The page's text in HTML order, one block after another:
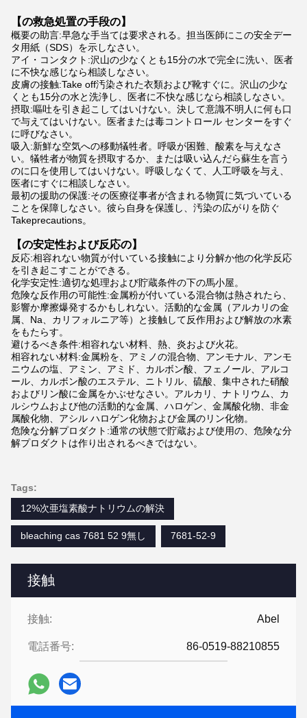
接触
接触: Abel
電話番号: 86-0519-88210855
【の救急処置の手段の】
概要の助言:早急な手当ては要求される。担当医師にこの安全デー
タ用紙（SDS）を示しなさい。
アイ・コンタクト:沢山の少なくとも15分の水で完全に洗い、医者
に不快な感じなら相談しなさい。
皮膚の接触:Take off汚染された衣類および靴すぐに。沢山の少な
くとも15分の水と洗浄し、医者に不快な感じなら相談しなさい。
摂取:嘔吐を引き起こしてはいけない。決して意識不明人に何も口
で与えてはいけない。医者または毒コントロール センターをすぐ
に呼びなさい。
吸入:新鮮な空気への移動犠牲者。呼吸が困難、酸素を与えなさ
い。犠牲者が物質を摂取するか、または吸い込んだら蘇生を言う
のに口を使用してはいけない。呼吸しなくて、人工呼吸を与え、
医者にすぐに相談しなさい。
最初の援助の保護:その医療従事者が含まれる物質に気づいている
ことを保障しなさい。彼ら自身を保護し、汚染の広がりを防ぐ
Takeprecautions。
【の安定性および反応の】
反応:相容れない物質が付いている接触により分解か他の化学反応
を引き起こすことができる。
化学安定性:適切な処理および貯蔵条件の下の馬小屋。
危険な反作用の可能性:金属粉が付いている混合物は熱されたら、
影響か摩擦爆発するかもしれない。活動的な金属（アルカリの金
属、Na、カリフォルニア等）と接触して反作用および解放の水素
をもたらす。
避けるべき条件:相容れない材料、熱、炎および火花。
相容れない材料:金属粉を、アミノの混合物、アンモナル、アンモ
ニウムの塩、アミン、アミド、カルボン酸、フェノール、アルコ
ール、カルボン酸のエステル、ニトリル、硫酸、集中された硝酸
およびリン酸に金属をかぶせなさい。アルカリ、ナトリウム、カ
ルシウムおよび他の活動的な金属、ハロゲン、金属酸化物、非金
属酸化物、アシル ハロゲン化物および金属のリン化物。
危険な分解プロダクト:通常の状態で貯蔵および使用の、危険な分
解プロダクトは作り出されるべきではない。
Tags:
12%次亜塩素酸ナトリウムの解決
bleaching cas 7681 52 9無し 7681-52-9